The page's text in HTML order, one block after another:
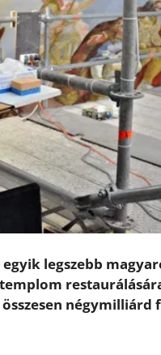
legszebb